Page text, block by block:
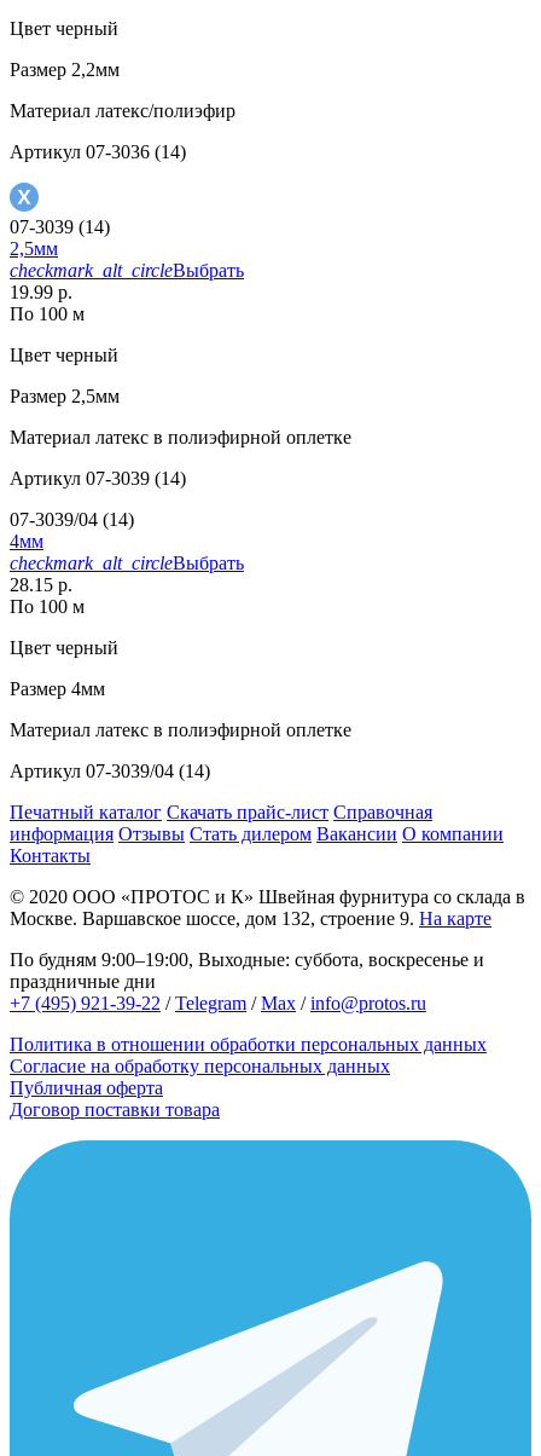
Цвет черный
Размер 2,2мм
Материал латекс/полиэфир
Артикул 07-3036 (14)
07-3039 (14)
2,5мм
checkmark_alt_circleВыбрать
19.99 р.
По 100 м
Цвет черный
Размер 2,5мм
Материал латекс в полиэфирной оплетке
Артикул 07-3039 (14)
07-3039/04 (14)
4мм
checkmark_alt_circleВыбрать
28.15 р.
По 100 м
Цвет черный
Размер 4мм
Материал латекс в полиэфирной оплетке
Артикул 07-3039/04 (14)
Печатный каталог Скачать прайс-лист Справочная
информация Отзывы Стать дилером Вакансии О компании
Контакты
© 2020 ООО «ПРОТОС и К» Швейная фурнитура со склада в
Москве. Варшавское шоссе, дом 132, строение 9. На карте
По будням 9:00–19:00, Выходные: суббота, воскресенье и
праздничные дни
+7 (495) 921-39-22 /Telegram /Max /info@protos.ru
Политика в отношении обработки персональных данных
Согласие на обработку персональных данных
Публичная оферта
Договор поставки товара